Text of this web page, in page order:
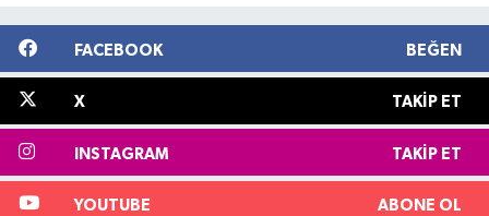
FACEBOOK BEĞEN
X TAKIP ET
INSTAGRAM TAKIP ET
YOUTUBE ABONE OL